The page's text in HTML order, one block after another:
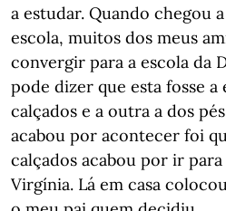
a estudar. Quando chegou
escola, muitos dos meus
convergir para a escola da
pode dizer que esta fosse a
calçados e a outra a dos
acabou por acontecer foi
calçados acabou por ir para
Virgínia. Lá em casa